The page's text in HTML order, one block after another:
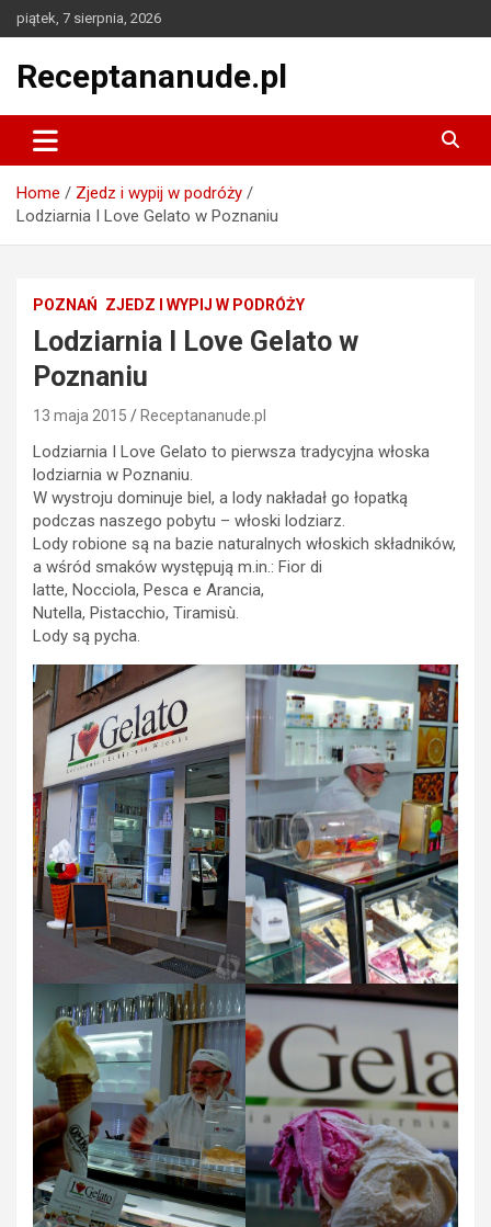
Skip
to
piątek, 7 sierpnia, 2026
Receptananude.pl
Home
Zjedz i wypij w podróży
Lodziarnia I Love Gelato w Poznaniu
POZNAŃ ZJEDZ I WYPIJ W PODRÓŻY
Lodziarnia I Love Gelato w
Poznaniu
13 maja 2015 Receptananude.pl
Lodziarnia I Love Gelato to pierwsza tradycyjna włoska
lodziarnia w Poznaniu.
W wystroju dominuje biel, a lody nakładał go łopatką
podczas naszego pobytu – włoski lodziarz.
Lody robione są na bazie naturalnych włoskich składników,
a wśród smaków występują m.in.: Fior di
latte, Nocciola, Pesca e Arancia,
Nutella, Pistacchio, Tiramisù.
Lody są pycha.